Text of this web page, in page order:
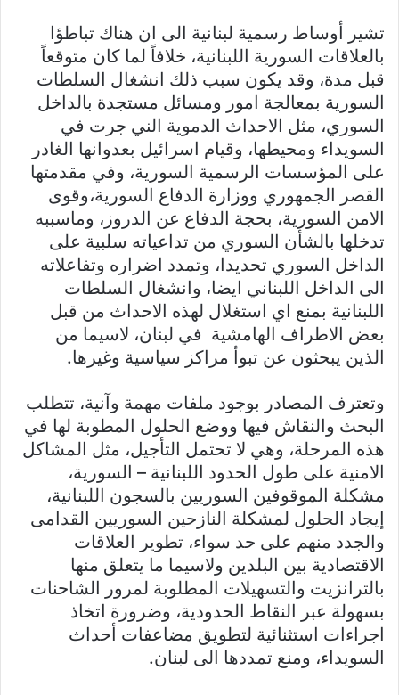
تشير أوساط رسمية لبنانية الى ان هناك تباطؤا
بالعلاقات السورية اللبنانية، خلافاً لما كان متوقعاً
قبل مدة، وقد يكون سبب ذلك انشغال السلطات
السورية بمعالجة امور ومسائل مستجدة بالداخل
السوري، مثل الاحداث الدموية الني جرت في
السويداء ومحيطها، وقيام اسرائيل بعدوانها الغادر
على المؤسسات الرسمية السورية، وفي مقدمتها
القصر الجمهوري ووزارة الدفاع السورية،وقوى
الامن السورية، بحجة الدفاع عن الدروز، وماسببه
تدخلها بالشأن السوري من تداعياته سلبية على
الداخل السوري تحديدا، وتمدد اضراره وتفاعلاته
الى الداخل اللبناني ايضا، وانشغال السلطات
اللبنانية بمنع اي استغلال لهذه الاحداث من قبل
بعض الاطراف الهامشية في لبنان، لاسيما من
الذين يبحثون عن تبوأ مراكز سياسية وغيرها.
وتعترف المصادر بوجود ملفات مهمة وآنية، تتطلب
البحث والنقاش فيها ووضع الحلول المطوبة لها في
هذه المرحلة، وهي لا تحتمل التأجيل، مثل المشاكل
الامنية على طول الحدود اللبنانية – السورية،
مشكلة الموقوفين السوريين بالسجون اللبنانية،
إيجاد الحلول لمشكلة النازحين السوريين القدامى
والجدد منهم على حد سواء، تطوير العلاقات
الاقتصادية بين البلدين ولاسيما ما يتعلق منها
بالترانزيت والتسهيلات المطلوبة لمرور الشاحنات
بسهولة عبر النقاط الحدودية، وضرورة اتخاذ
اجراءات استثنائية لتطويق مضاعفات أحداث
السويداء، ومنع تمددها الى لبنان.